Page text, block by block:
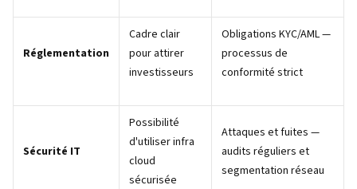
Réglementation
Cadre clair
pour attirer
investisseurs
Obligations KYC/AML —
processus de
conformité strict
Sécurité IT
Possibilité
d'utiliser infra
cloud
sécurisée
Attaques et fuites —
audits réguliers et
segmentation réseau